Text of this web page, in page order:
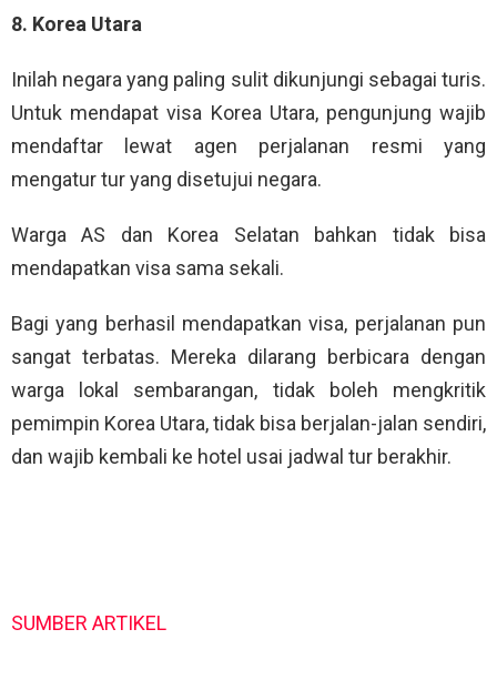
8. Korea Utara
Inilah negara yang paling sulit dikunjungi sebagai turis.
Untuk mendapat visa Korea Utara, pengunjung wajib
mendaftar lewat agen perjalanan resmi yang
mengatur tur yang disetujui negara.
Warga AS dan Korea Selatan bahkan tidak bisa
mendapatkan visa sama sekali.
Bagi yang berhasil mendapatkan visa, perjalanan pun
sangat terbatas. Mereka dilarang berbicara dengan
warga lokal sembarangan, tidak boleh mengkritik
pemimpin Korea Utara, tidak bisa berjalan-jalan sendiri,
dan wajib kembali ke hotel usai jadwal tur berakhir.
SUMBER ARTIKEL